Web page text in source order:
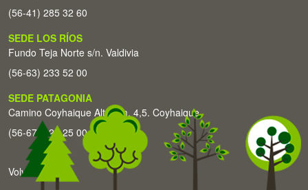
(56-41) 285 32 60
SEDE LOS RÍOS
Fundo Teja Norte s/n. Valdivia
(56-63) 233 52 00
SEDE PATAGONIA
Camino Coyhaique Alto Km. 4,5. Coyhaique
(56-67) 226 25 00
Volver arriba